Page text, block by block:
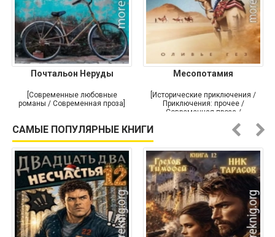
Почтальон Неруды
[Современные любовные
романы / Современная проза]
Месопотамия
[Исторические приключения /
Приключения: прочее /
Современная проза /
САМЫЕ ПОПУЛЯРНЫЕ КНИГИ